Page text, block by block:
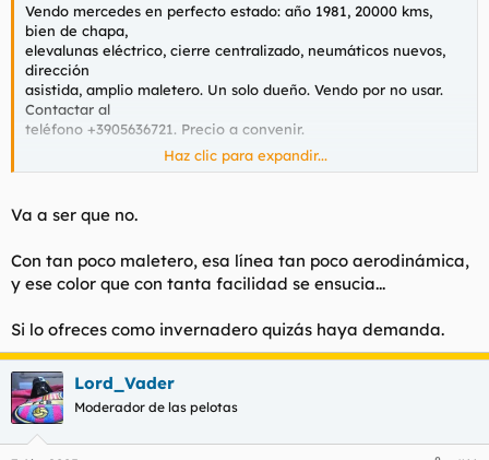
Vendo mercedes en perfecto estado: año 1981, 20000 kms,
bien de chapa,
elevalunas eléctrico, cierre centralizado, neumáticos nuevos,
dirección
asistida, amplio maletero. Un solo dueño. Vendo por no usar.
Contactar al
teléfono +3905636721. Precio a convenir.
Haz clic para expandir...
Va a ser que no.
Con tan poco maletero, esa línea tan poco aerodinámica,
y ese color que con tanta facilidad se ensucia...
Si lo ofreces como invernadero quizás haya demanda.
Lord_Vader
Moderador de las pelotas